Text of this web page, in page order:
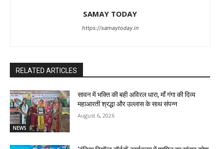
SAMAY TODAY
https://samaytoday.in
RELATED ARTICLES
NEWS
सावन में भक्ति की बही अविरल धारा, माँ गंगा की दिव्य
महाआरती श्रद्धा और उल्लास के साथ संपन्न
August 6, 2026